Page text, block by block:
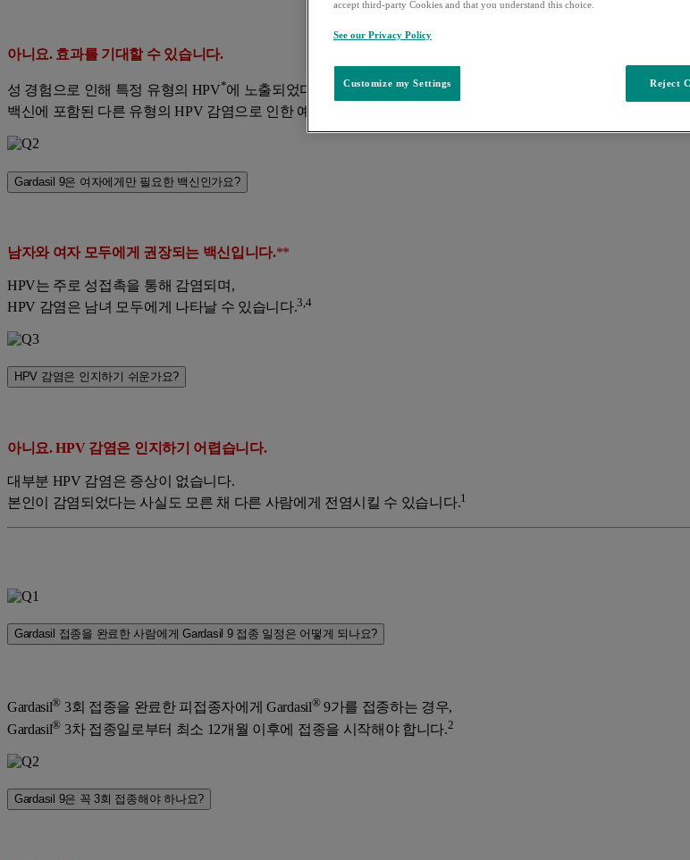
아니요. 효과를 기대할 수 있습니다.
성 경험으로 인해 특정 유형의 HPV*에 노출되었다 해도
백신에 포함된 다른 유형의 HPV 감염으로 인한 예방 효과를 기대할 수 있습니다.
Gardasil 9은 여자에게만 필요한 백신인가요?
남자와 여자 모두에게 권장되는 백신입니다.**
HPV는 주로 성접촉을 통해 감염되며,
HPV 감염은 남녀 모두에게 나타날 수 있습니다.3,4
HPV 감염은 인지하기 쉬운가요?
아니요. HPV 감염은 인지하기 어렵습니다.
대부분 HPV 감염은 증상이 없습니다.
본인이 감염되었다는 사실도 모른 채 다른 사람에게 전염시킬 수 있습니다.1
Gardasil 접종을 완료한 사람에게 Gardasil 9 접종 일정은 어떻게 되나요?
Gardasil® 3회 접종을 완료한 피접종자에게 Gardasil®9가를 접종하는 경우,
Gardasil® 3차 접종일로부터 최소 12개월 이후에 접종을 시작해야 합니다.2
Gardasil 9은 꼭 3회 접종해야 하나요?
accept third-party Cookies and that you understand this choice.
See our Privacy Policy
Customize my Settings Reject